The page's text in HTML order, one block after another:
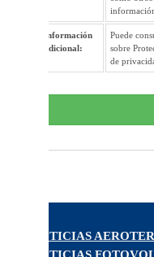
Información
adicional:
Puede
sobre
de
NOTICIAS